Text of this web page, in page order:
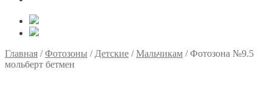
Главная /Фотозоны / Детские /Мальчикам /Фотозона №9.5
мольберт бетмен